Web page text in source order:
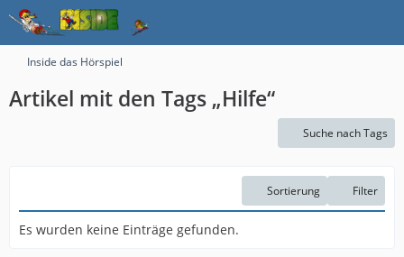
Inside das Hörspiel
Artikel mit den Tags „Hilfe“
Suche nach Tags
Sortierung Filter
Es wurden keine Einträge gefunden.